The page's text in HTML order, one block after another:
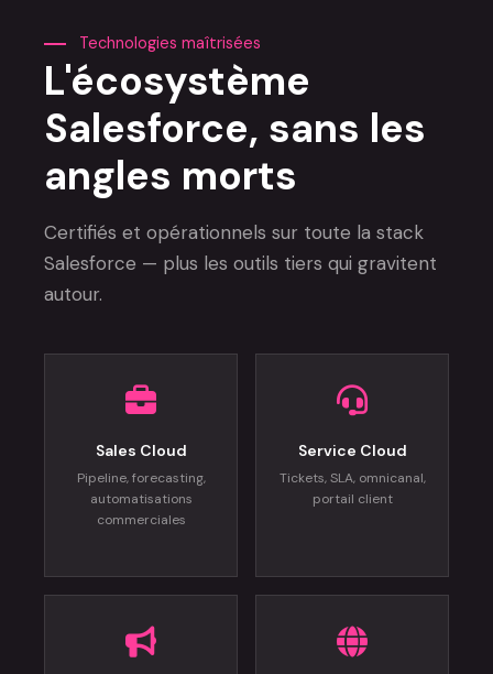
Technologies maîtrisées
L'écosystème
Salesforce, sans les
angles morts
Certifiés et opérationnels sur toute la stack
Salesforce — plus les outils tiers qui gravitent
autour.
Sales Cloud
Pipeline, forecasting,
automatisations
commerciales
Service Cloud
Tickets, SLA, omnicanal,
portail client